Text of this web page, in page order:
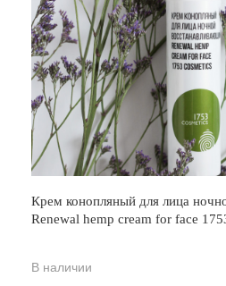
Крем конопляный для лица
Renewal hemp cream for face
В наличии